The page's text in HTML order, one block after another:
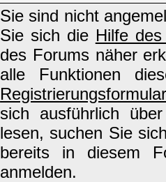
Sie sind nicht
Sie sich die Hilfe
des Forums näher
alle Funktionen
Registrierungsformular
sich ausführlich
lesen, suchen Sie
bereits in diesem
anmelden.